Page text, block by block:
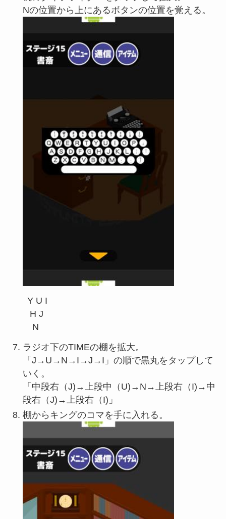
Nの位置から上にあるボタンの位置を覚える。
Y U I
H J
ラジオ下のTIMEの棚を拡大。
「J→U→N→I→J→I」の順で黒丸をタップして
いく。
「中段右（J)→上段中（U)→N→上段右（I)→中
段右（J)→上段右（I)」
棚からキングのコマを手に入れる。